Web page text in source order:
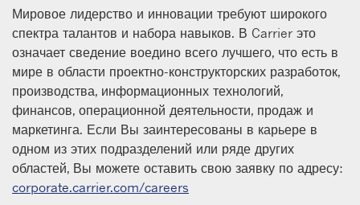
Мировое лидерство и инновации требуют широкого
спектра талантов и набора навыков. В Carrier это
означает сведение воедино всего лучшего, что есть в
мире в области проектно-конструкторских разработок,
производства, информационных технологий,
финансов, операционной деятельности, продаж и
маркетинга. Если Вы заинтересованы в карьере в
одном из этих подразделений или ряде других
областей, Вы можете оставить свою заявку по адресу:
corporate.carrier.com/careers